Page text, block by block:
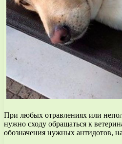
При любых отравлениях или
нужно сходу обращаться к
обозначения нужных антидотов,